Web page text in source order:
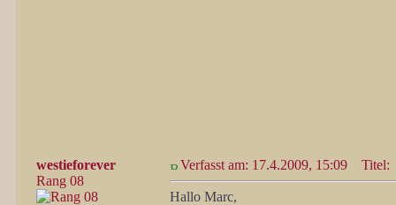
westieforever
Rang 08
Verfasst am: 17.4.2009, 15:09 Titel:
Hallo Marc,